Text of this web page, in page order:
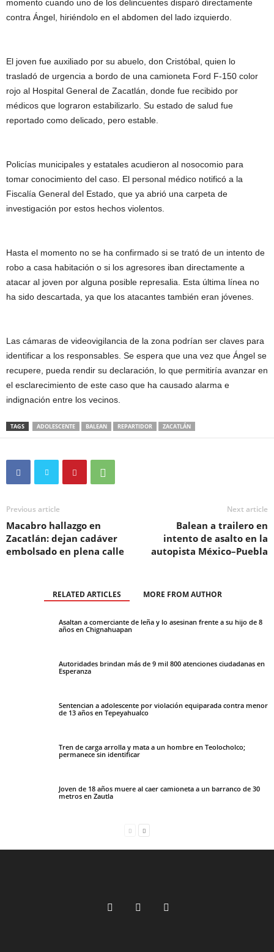
momento cuando uno de los delincuentes disparó directamente
contra Ángel, hiriéndolo en el abdomen del lado izquierdo.
El joven fue auxiliado por su abuelo, don Cristóbal, quien lo
trasladó de urgencia a bordo de una camioneta Ford F-150 color
rojo al Hospital General de Zacatlán, donde fue recibido por
médicos que lograron estabilizarlo. Su estado de salud fue
reportado como delicado, pero estable.
Policías municipales y estatales acudieron al nosocomio para
tomar conocimiento del caso. El personal médico notificó a la
Fiscalía General del Estado, que ya abrió una carpeta de
investigación por estos hechos violentos.
Hasta el momento no se ha confirmado si se trató de un intento de
robo a casa habitación o si los agresores iban directamente a
atacar al joven por alguna posible represalia. Esta última línea no
ha sido descartada, ya que los atacantes también eran jóvenes.
Las cámaras de videovigilancia de la zona podrían ser claves para
identificar a los responsables. Se espera que una vez que Ángel se
recupere, pueda rendir su declaración, lo que permitiría avanzar en
el esclarecimiento de este caso que ha causado alarma e
indignación entre los vecinos.
TAGS ADOLESCENTE BALEAN REPARTIDOR ZACATLÁN
Previous article
Macabro hallazgo en
Zacatlán: dejan cadáver
embolsado en plena calle
Next article
Balean a trailero en
intento de asalto en la
autopista México–Puebla
RELATED ARTICLES MORE FROM AUTHOR
Asaltan a comerciante de leña y lo asesinan frente a su hijo de 8
años en Chignahuapan
Autoridades brindan más de 9 mil 800 atenciones ciudadanas en
Esperanza
Sentencian a adolescente por violación equiparada contra menor
de 13 años en Tepeyahualco
Tren de carga arrolla y mata a un hombre en Teolocholco;
permanece sin identificar
Joven de 18 años muere al caer camioneta a un barranco de 30
metros en Zautla